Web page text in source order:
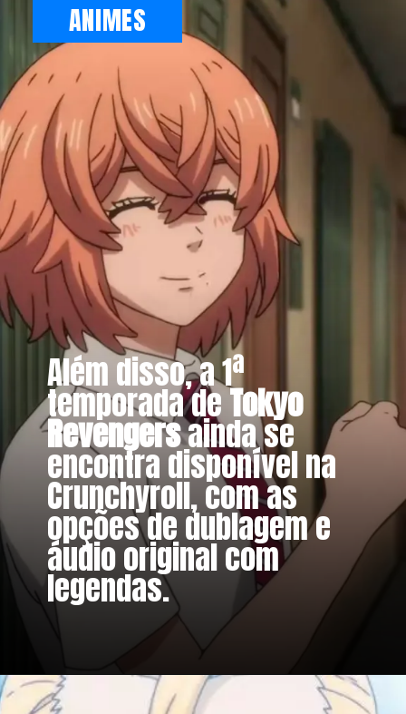
Além disso, a 1ª
temporada deTokyo
Revengersainda se
encontra disponível na
Crunchyroll, com as
opções de dublagem e
áudio original com
legendas.
ANIMES